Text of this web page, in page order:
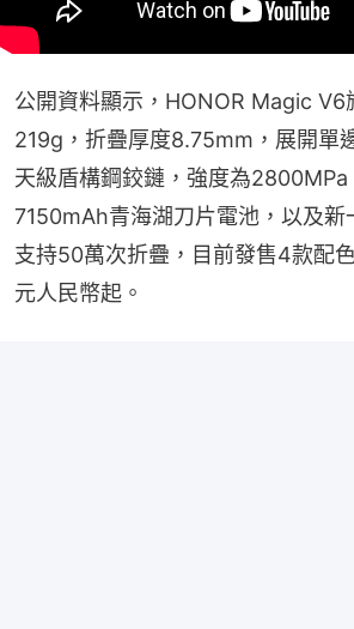
公開資料顯示，HONOR Magic V6
219g，折疊厚度8.75mm，展開單
天級盾構鋼鉸鏈，強度為
7150mAh青海湖刀片電池，以及新
支持50萬次折疊，目前發售4款配
元人民幣起。